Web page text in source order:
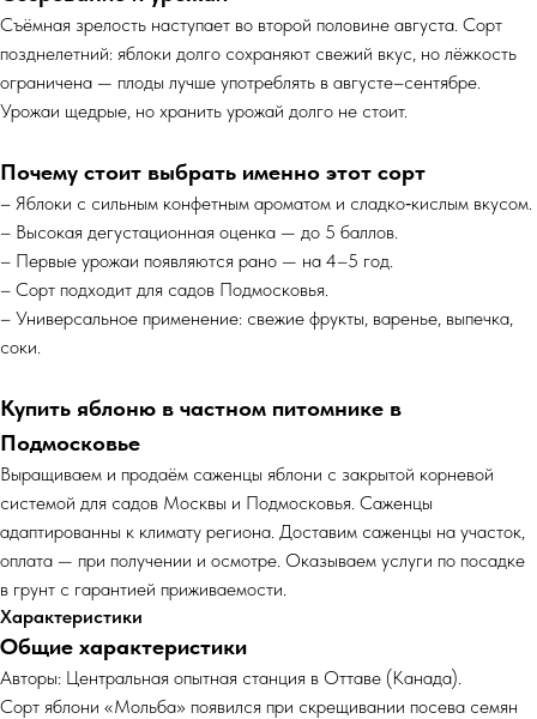
Съёмная зрелость наступает во второй половине августа. Сорт
позднелетний: яблоки долго сохраняют свежий вкус, но лёжкость
ограничена — плоды лучше употреблять в августе–сентябре.
Урожаи щедрые, но хранить урожай долго не стоит.
Почему стоит выбрать именно этот сорт
– Яблоки с сильным конфетным ароматом и сладко‑кислым вкусом.
– Высокая дегустационная оценка — до 5 баллов.
– Первые урожаи появляются рано — на 4–5 год.
– Сорт подходит для садов Подмосковья.
– Универсальное применение: свежие фрукты, варенье, выпечка,
соки.
Купить яблоню в частном питомнике в
Подмосковье
Выращиваем и продаём саженцы яблони с закрытой корневой
системой для садов Москвы и Подмосковья. Саженцы
адаптированны к климату региона. Доставим саженцы на участок,
оплата — при получении и осмотре. Оказываем услуги по посадке
в грунт с гарантией приживаемости.
Характеристики
Общие характеристики
Авторы: Центральная опытная станция в Оттаве (Канада).
Сорт яблони «Мольба» появился при скрещивании посева семян